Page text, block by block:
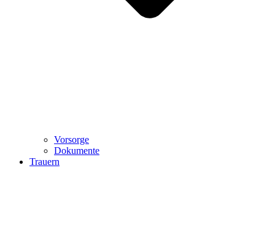
Vorsorge
Dokumente
Trauern